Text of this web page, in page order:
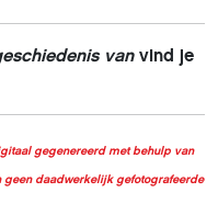
vanvind je
gegenereerd met behulp van
daadwerkelijk gefotografeerde